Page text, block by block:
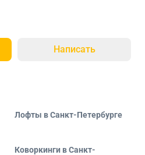
Написать
Лофты в Санкт-Петербурге
Коворкинги в Санкт-